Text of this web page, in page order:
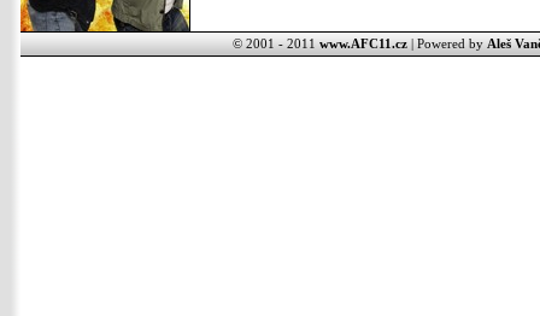
© 2001 - 2011 www.AFC11.cz| Powered by Aleš